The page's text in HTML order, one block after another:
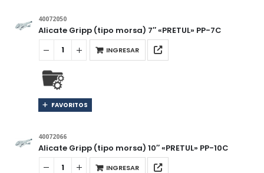
40072050
Alicate Gripp (tipo morsa) 7″ «PRETUL» PP-7C
INGRESAR
FAVORITOS
40072066
Alicate Gripp (tipo morsa) 10″ «PRETUL» PP-10C
INGRESAR